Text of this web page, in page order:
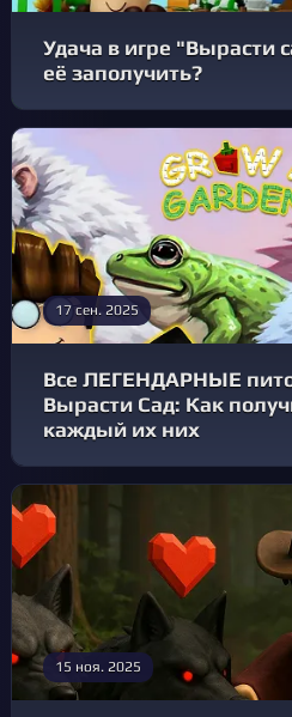
Удача в игре "Вырасти
её заполучить?
17 сен. 2025
Все ЛЕГЕНДАРНЫЕ
Вырасти Сад: Как
каждый их них
15 ноя. 2025